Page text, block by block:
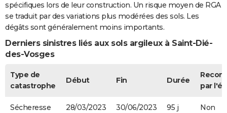
spécifiques lors de leur construction. Un risque moyen de RGA
se traduit par des variations plus modérées des sols. Les
dégâts sont généralement moins importants.
Derniers sinistres liés aux sols argileux à Saint-Dié-
des-Vosges
Type de
catastrophe
Début Fin Durée
par
Sécheresse 28/03/2023 30/06/2023 95 j Non